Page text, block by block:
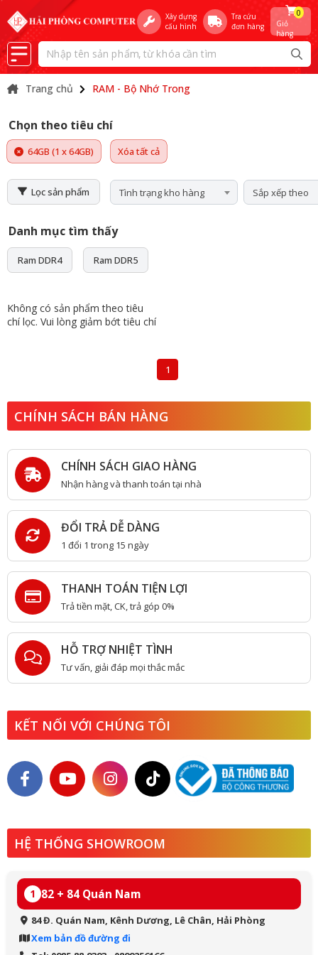
Xây dựng
cấu hình
Tra cứu
đơn hàng
Giỏ
hàng
0
Trang chủ RAM - Bộ Nhớ Trong
Chọn theo tiêu chí
64GB (1 x 64GB) Xóa tất cả
Lọc sản phẩm Tình trạng kho hàng Sắp xếp theo
Danh mục tìm thấy
Ram DDR4 Ram DDR5
Không có sản phẩm theo tiêu
chí lọc. Vui lòng giảm bớt tiêu chí
1
CHÍNH SÁCH BÁN HÀNG
CHÍNH SÁCH GIAO HÀNG
Nhận hàng và thanh toán tại nhà
ĐỔI TRẢ DỄ DÀNG
1 đổi 1 trong 15 ngày
THANH TOÁN TIỆN LỢI
Trả tiền mặt, CK, trả góp 0%
HỖ TRỢ NHIỆT TÌNH
Tư vấn, giải đáp mọi thắc mắc
KẾT NỐI VỚI CHÚNG TÔI
HỆ THỐNG SHOWROOM
1 82 + 84 Quán Nam
84 Đ. Quán Nam, Kênh Dương, Lê Chân, Hải Phòng
Xem bản đồ đường đi